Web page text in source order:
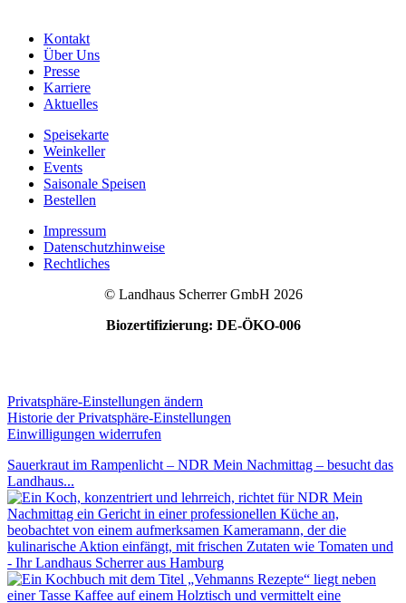
Kontakt
Über Uns
Presse
Karriere
Aktuelles
Speisekarte
Weinkeller
Events
Saisonale Speisen
Bestellen
Impressum
Datenschutzhinweise
Rechtliches
© Landhaus Scherrer GmbH 2026
Biozertifizierung: DE-ÖKO-006
Privatsphäre-Einstellungen ändern
Historie der Privatsphäre-Einstellungen
Einwilligungen widerrufen
Sauerkraut im Rampenlicht – NDR Mein Nachmittag – besucht das
Landhaus...